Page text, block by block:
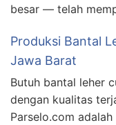
besar — telah
Produksi Bantal
Jawa Barat
Butuh bantal leher
dengan kualitas
Parselo.com